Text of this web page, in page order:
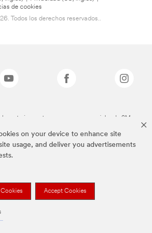
on your device to enhance site
usage, and deliver you advertisements
Cookies Accept Cookies
de cookies
Todos los derechos reservados..
anteriormente son marcas comerciales de 3M.